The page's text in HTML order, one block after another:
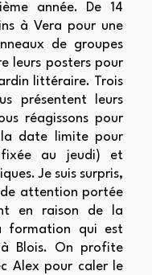
année. De 14
à Vera pour une
de groupes
leurs posters pour
littéraire. Trois
présentent leurs
réagissons pour
date limite pour
fixée au jeudi) et
Je suis surpris,
attention portée
en raison de la
formation qui est
Blois. On profite
Alex pour caler le